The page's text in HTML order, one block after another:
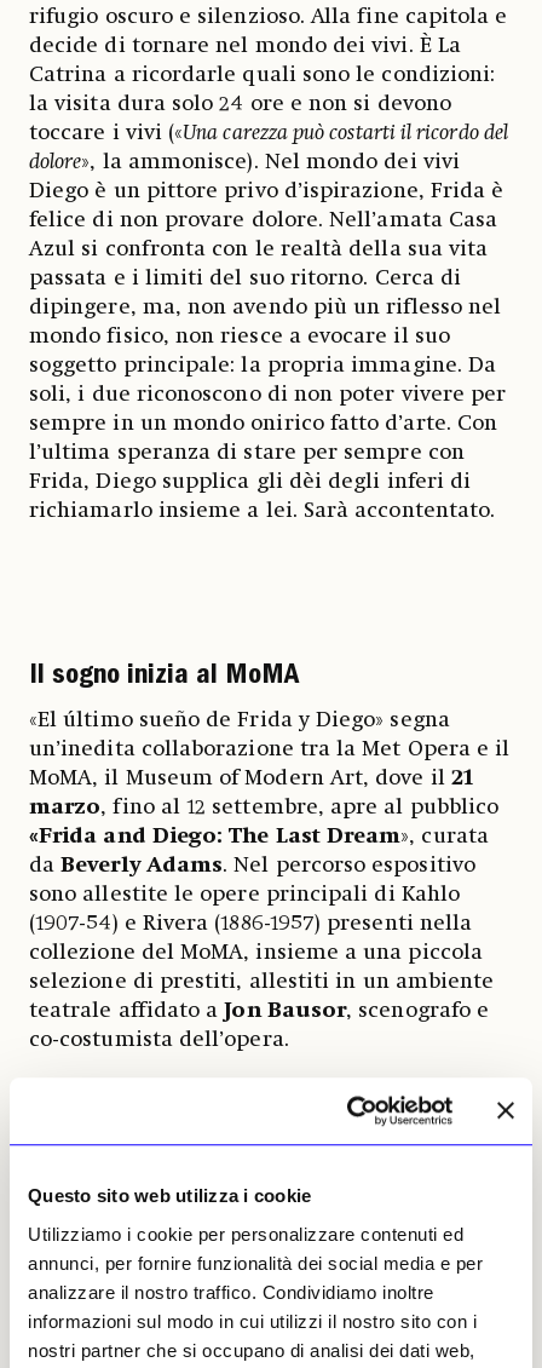
Questo sito web utilizza i cookie
Utilizziamo i cookie per personalizzare contenuti ed
annunci, per fornire funzionalità dei social media e per
analizzare il nostro traffico. Condividiamo inoltre
informazioni sul modo in cui utilizzi il nostro sito con i
nostri partner che si occupano di analisi dei dati web,
rifugio oscuro e silenzioso. Alla fine capitola e
decide di tornare nel mondo dei vivi. È La
Catrina a ricordarle quali sono le condizioni:
la visita dura solo 24 ore e non si devono
toccare i vivi («Una carezza può costarti il ricordo del
dolore», la ammonisce). Nel mondo dei vivi
Diego è un pittore privo d’ispirazione, Frida è
felice di non provare dolore. Nell’amata Casa
Azul si confronta con le realtà della sua vita
passata e i limiti del suo ritorno. Cerca di
dipingere, ma, non avendo più un riflesso nel
mondo fisico, non riesce a evocare il suo
soggetto principale: la propria immagine. Da
soli, i due riconoscono di non poter vivere per
sempre in un mondo onirico fatto d’arte. Con
l’ultima speranza di stare per sempre con
Frida, Diego supplica gli dèi degli inferi di
richiamarlo insieme a lei. Sarà accontentato.
Il sogno inizia al MoMA
«El último sueño de Frida y Diego» segna
un’inedita collaborazione tra la Met Opera e il
MoMA, il Museum of Modern Art, dove il 21
marzo, fino al 12 settembre, apre al pubblico
«Frida and Diego: The Last Dream», curata
daBeverly Adams. Nel percorso espositivo
sono allestite le opere principali di Kahlo
(1907-54) e Rivera (1886-1957) presenti nella
collezione del MoMA, insieme a una piccola
selezione di prestiti, allestiti in un ambiente
teatrale affidato a Jon Bausor, scenografo e
co-costumista dell’opera.
Tra le circa quaranta opere in mostra
figurano sei dipinti e un disegno di Kahlo e
una ventina di lavori di Rivera, perlopiù
(Horsepower)» e per la sua scenografia, oltre a
un grande murale del 1931 in cui ritrae il
leader rivoluzionario Emiliano Zapata. Di
Frida sono allestiti «Autoritratto al confine tra
Messico e Stati Uniti» (1932), «I miei nonni, i
miei genitori ed io» (1937), una